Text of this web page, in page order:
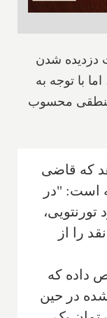
دزدیده شدن
با توجه به
منطقی محسوب
که ‌قاضی
است:‌ "در
را از
داده که
شده در حین